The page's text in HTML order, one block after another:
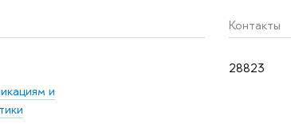
Контакты
28823
и